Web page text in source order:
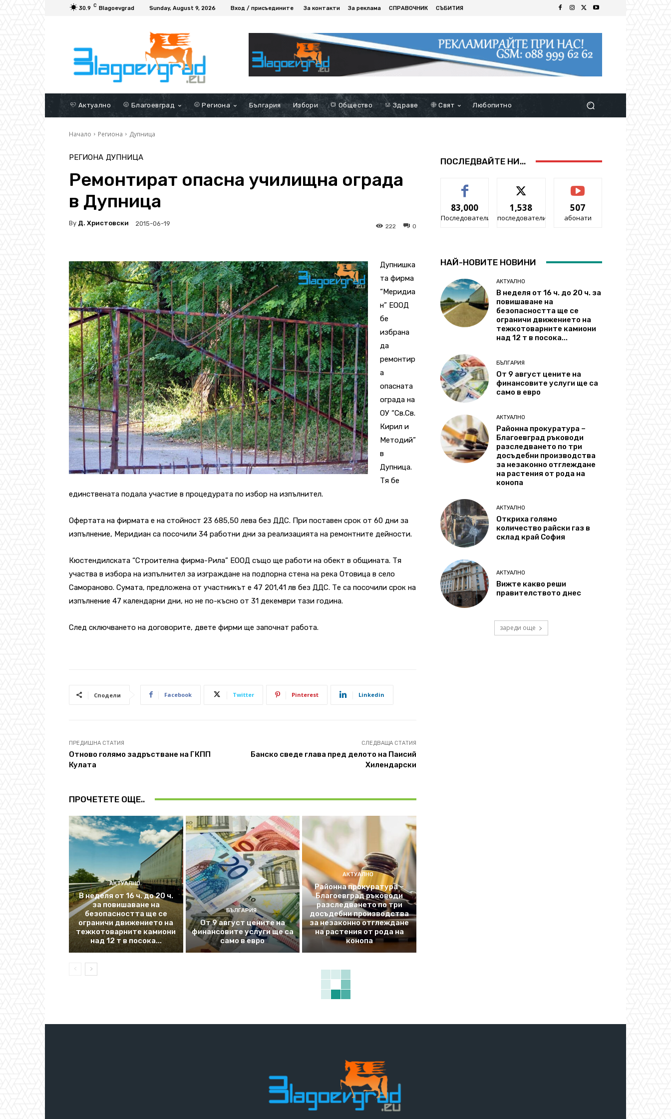
30.9 C Blagoevgrad Sunday, August 9, 2026 Вход / присъедините За контакти За реклама СПРАВОЧНИК СЪБИТИЯ
Актуално Благоевград Региона България Избори Общество Здраве Свят Любопитно
Начало Региона Дупница
РЕГИОНА ДУПНИЦА
Ремонтират опасна училищна ограда
в Дупница
By Д. Христовски 2015-06-19 0
222
Дупнишка
та фирма
“Меридиа
н” ЕООД
бе
избрана
да
ремонтир
а
опасната
ограда на
ОУ “Св.Св.
Кирил и
Методий”
в
Дупница.
Тя бе
единствената подала участие в процедурата по избор на изпълнител.
Офертата на фирмата е на стойност 23 685,50 лева без ДДС. При поставен срок от 60 дни за
изпълнение, Меридиан са посочили 34 работни дни за реализацията на ремонтните дейности.
Кюстендилската “Строителна фирма-Рила” ЕООД също ще работи на обект в общината. Тя
участва в избора на изпълнител за изграждане на подпорна стена на река Отовица в село
Самораново. Сумата, предложена от участникът е 47 201,41 лв без ДДС. Те са посочили срок на
изпълнение 47 календарни дни, но не по-късно от 31 декември тази година.
След сключването на договорите, двете фирми ще започнат работа.
Сподели Facebook Twitter Pinterest Linkedin
ПРЕДИШНА СТАТИЯ
Отново голямо задръстване на ГКПП
Кулата
СЛЕДВАЩА СТАТИЯ
Банско сведе глава пред делото на Паисий
Хилендарски
ПРОЧЕТЕТЕ ОЩЕ..
АКТУАЛНО
В неделя от 16 ч. до 20 ч.
за повишаване на
безопасността ще се
ограничи движението на
тежкотоварните камиони
над 12 т в посока...
БЪЛГАРИЯ
От 9 август цените на
финансовите услуги ще са
само в евро
АКТУАЛНО
Районна прокуратура –
Благоевград ръководи
разследването по три
досъдебни производства
за незаконно отглеждане
на растения от рода на
конопа
ПОСЛЕДВАЙТЕ НИ...
83,000
Последователи
1,538
последователи
507
абонати
НАЙ-НОВИТЕ НОВИНИ
АКТУАЛНО
В неделя от 16 ч. до 20 ч. за
повишаване на
безопасността ще се
ограничи движението на
тежкотоварните камиони
над 12 т в посока...
БЪЛГАРИЯ
От 9 август цените на
финансовите услуги ще са
само в евро
АКТУАЛНО
Районна прокуратура –
Благоевград ръководи
разследването по три
досъдебни производства
за незаконно отглеждане
на растения от рода на
конопа
АКТУАЛНО
Откриха голямо
количество райски газ в
склад край София
АКТУАЛНО
Вижте какво реши
правителството днес
зареди още